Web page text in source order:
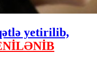
yetirilib,